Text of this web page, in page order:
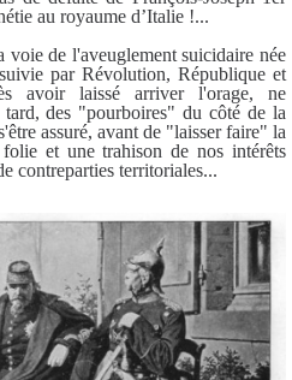
au royaume d’Italie !...
de l'aveuglement suicidaire née
par Révolution, République et
avoir laissé arriver l'orage, ne
tard, des "pourboires" du côté de la
assuré, avant de "laisser faire" la
et une trahison de nos intérêts
contreparties territoriales...